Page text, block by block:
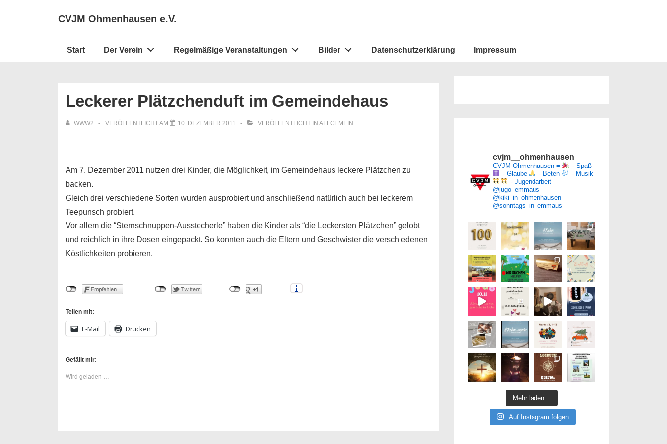
CVJM Ohmenhausen e.V.
Start Der Verein Regelmäßige Veranstaltungen Bilder Datenschutzerklärung Impressum
Leckerer Plätzchenduft im Gemeindehaus
WWW2 VERÖFFENTLICHT AM 10. DEZEMBER 2011 VERÖFFENTLICHT IN ALLGEMEIN
Am 7. Dezember 2011 nutzen drei Kinder, die Möglichkeit, im Gemeindehaus leckere Plätzchen zu
backen.
Gleich drei verschiedene Sorten wurden ausprobiert und anschließend natürlich auch bei leckerem
Teepunsch probiert.
Vor allem die “Sternschnuppen-Ausstecherle” haben die Kinder als “die Leckersten Plätzchen” gelobt
und reichlich in ihre Dosen eingepackt. So konnten auch die Eltern und Geschwister die verschiedenen
Köstlichkeiten probieren.
Teilen mit:
E-Mail Drucken
Gefällt mir:
Wird geladen …
cvjm__ohmenhausen
CVJM Ohmenhausen =
- Spaß
- Glaube
- Beten
- Musik
- Jugendarbeit
@jugo_emmaus
@kiki_in_ohmenhausen
@sonntags_in_emmaus
Mehr laden…
Auf Instagram folgen